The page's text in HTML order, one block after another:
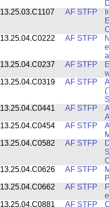
13.25.03.C1107
AF STFP
13.25.04.C0222
AF STFP
13.25.04.C0237
AF STFP
13.25.04.C0319
AF STFP
13.25.04.C0441
AF STFP
13.25.04.C0454
AF STFP
13.25.04.C0582
AF STFP
13.25.04.C0626
AF STFP
13.25.04.C0662
AF STFP
13.25.04.C0881
AF STFP